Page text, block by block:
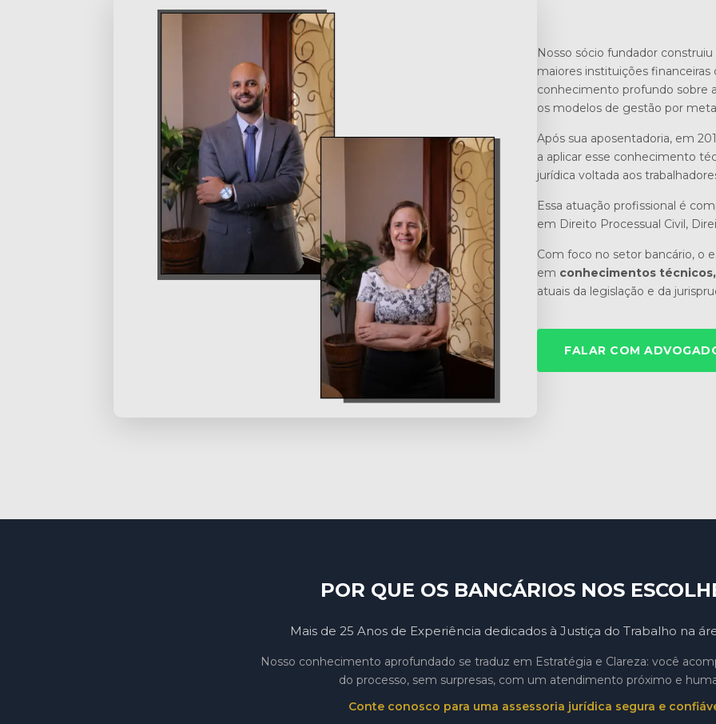
Nosso sócio fundador
maiores instituições financeiras
conhecimento profundo sobre
os modelos de gestão por
Após sua aposentadoria, em
a aplicar esse conhecimento
jurídica voltada aos
Essa atuação profissional é
em Direito Processual Civil,
Com foco no setor bancário, o
em conhecimentos
atuais da legislação e da
FALAR COM
POR QUE OS BANCÁRIOS NOS
Mais de 25 Anos de Experiência dedicados à Justiça do Trabalho na
Nosso conhecimento aprofundado se traduz em Estratégia e Clareza: você
do processo, sem surpresas, com um atendimento próximo e
Conte conosco para uma assessoria jurídica segura e